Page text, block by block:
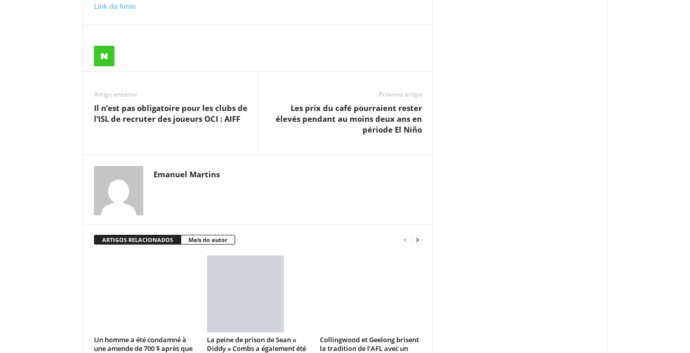
Link da fonte
Artigo anterior
Il n’est pas obligatoire pour les clubs de
l’ISL de recruter des joueurs OCI : AIFF
Próximo artigo
Les prix du café pourraient rester
élevés pendant au moins deux ans en
période El Niño
Emanuel Martins
ARTIGOS RELACIONADOS Mais do autor
Un homme a été condamné à
une amende de 700 $ après que
La peine de prison de Sean «
Diddy » Combs a également été
Collingwood et Geelong brisent
la tradition de l’AFL avec un